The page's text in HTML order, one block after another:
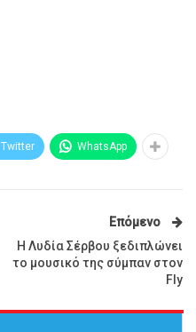
Twitter WhatsApp
Επόμενο
Η Λυδία Σέρβου ξεδιπλώνει
το μουσικό της σύμπαν στον
Fly